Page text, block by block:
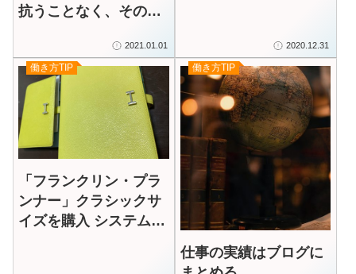
抗うことなく、その時
のににするのか
2021.01.01 2020.12.31
働き方TIP
「フランクリン・プラ
ンナー」クラシックサ
イズを購入 システム手
働き方TIP
仕事の実績はブログに